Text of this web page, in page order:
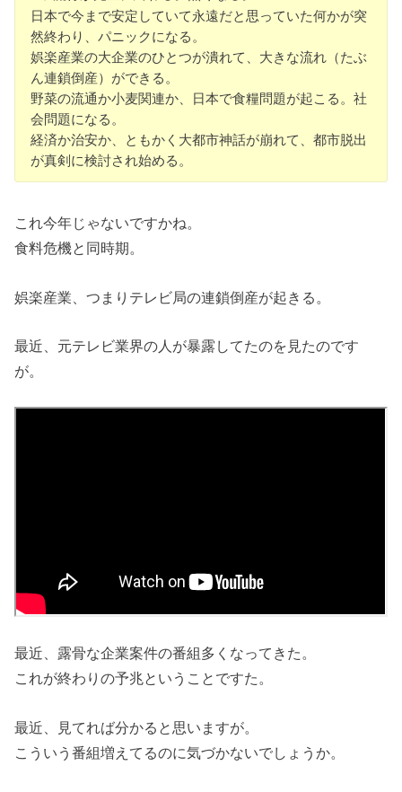
日本で今まで安定していて永遠だと思っていた何かが突
然終わり、パニックになる。
娯楽産業の大企業のひとつが潰れて、大きな流れ（たぶ
ん連鎖倒産）ができる。
野菜の流通か小麦関連か、日本で食糧問題が起こる。社
会問題になる。
経済か治安か、ともかく大都市神話が崩れて、都市脱出
が真剣に検討され始める。
これ今年じゃないですかね。
食料危機と同時期。
娯楽産業、つまりテレビ局の連鎖倒産が起きる。
最近、元テレビ業界の人が暴露してたのを見たのです
が。
最近、露骨な企業案件の番組多くなってきた。
これが終わりの予兆ということですた。
最近、見てれば分かると思いますが。
こういう番組増えてるのに気づかないでしょうか。